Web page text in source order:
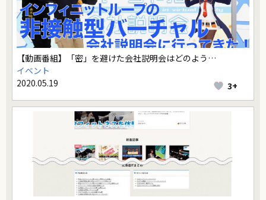
【動画番組】「密」を避けた会社説明会はどのよう…
イベント
2020.05.19
3+